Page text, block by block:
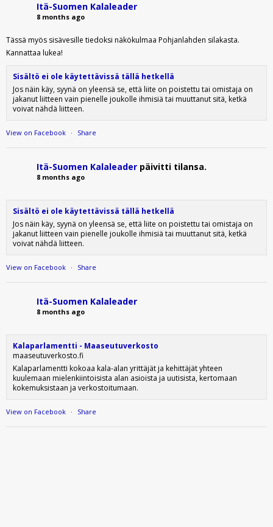
Itä-Suomen Kalaleader
8 months ago
Tässä myös sisävesille tiedoksi näkökulmaa Pohjanlahden silakasta.
Kannattaa lukea!
Sisältö ei ole käytettävissä tällä hetkellä
Jos näin käy, syynä on yleensä se, että liite on poistettu tai omistaja on
jakanut liitteen vain pienelle joukolle ihmisiä tai muuttanut sitä, ketkä
voivat nähdä liitteen.
View on Facebook · Share
Itä-Suomen Kalaleader päivitti tilansa.
8 months ago
Sisältö ei ole käytettävissä tällä hetkellä
Jos näin käy, syynä on yleensä se, että liite on poistettu tai omistaja on
jakanut liitteen vain pienelle joukolle ihmisiä tai muuttanut sitä, ketkä
voivat nähdä liitteen.
View on Facebook · Share
Itä-Suomen Kalaleader
8 months ago
Kalaparlamentti - Maaseutuverkosto
maaseutuverkosto.fi
Kalaparlamentti kokoaa kala-alan yrittäjät ja kehittäjät yhteen
kuulemaan mielenkiintoisista alan asioista ja uutisista, kertomaan
kokemuksistaan ja verkostoitumaan.
View on Facebook · Share